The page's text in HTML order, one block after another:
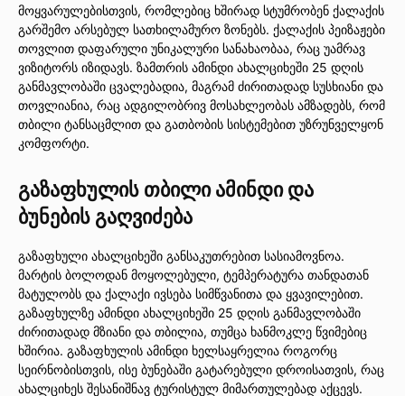
მოყვარულებისთვის, რომლებიც ხშირად სტუმრობენ ქალაქის
გარშემო არსებულ სათხილამურო ზონებს. ქალაქის პეიზაჟები
თოვლით დაფარული უნიკალური სანახაობაა, რაც უამრავ
ვიზიტორს იზიდავს. ზამთრის ამინდი ახალციხეში 25 დღის
განმავლობაში ცვალებადია, მაგრამ ძირითადად სუსხიანი და
თოვლიანია, რაც ადგილობრივ მოსახლეობას ამზადებს, რომ
თბილი ტანსაცმლით და გათბობის სისტემებით უზრუნველყონ
კომფორტი.
გაზაფხულის თბილი ამინდი და
ბუნების გაღვიძება
გაზაფხული ახალციხეში განსაკუთრებით სასიამოვნოა.
მარტის ბოლოდან მოყოლებული, ტემპერატურა თანდათან
მატულობს და ქალაქი ივსება სიმწვანითა და ყვავილებით.
გაზაფხულზე ამინდი ახალციხეში 25 დღის განმავლობაში
ძირითადად მზიანი და თბილია, თუმცა ხანმოკლე წვიმებიც
ხშირია. გაზაფხულის ამინდი ხელსაყრელია როგორც
სეირნობისთვის, ისე ბუნებაში გატარებული დროისათვის, რაც
ახალციხეს შესანიშნავ ტურისტულ მიმართულებად აქცევს.